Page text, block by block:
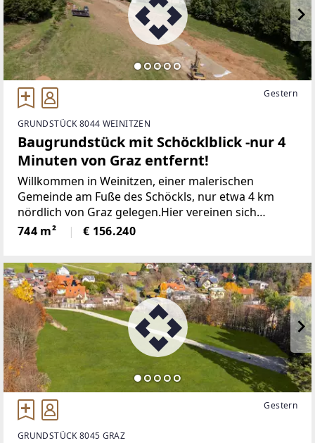
Gestern
GRUNDSTÜCK 8044 WEINITZEN
Baugrundstück mit Schöcklblick -nur 4
Minuten von Graz entfernt!
Willkommen in Weinitzen, einer malerischen
Gemeinde am Fuße des Schöckls, nur etwa 4 km
nördlich von Graz gelegen.Hier vereinen sich
Genuss, Tradition und Natur zu einer harmonischen
Lebensweise. Weinitzen gehört zum idyllischen
744 m² € 156.240
Gestern
GRUNDSTÜCK 8045 GRAZ